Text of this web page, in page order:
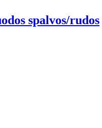
spalvos/rudos